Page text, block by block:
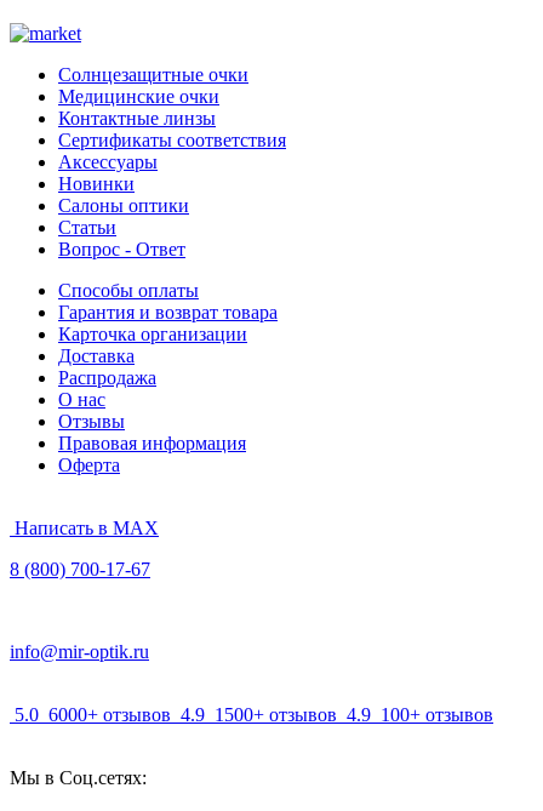
Солнцезащитные очки
Медицинские очки
Контактные линзы
Сертификаты соответствия
Аксессуары
Новинки
Салоны оптики
Статьи
Вопрос - Ответ
Способы оплаты
Гарантия и возврат товара
Карточка организации
Доставка
Распродажа
О нас
Отзывы
Правовая информация
Оферта
Написать в MAX
8 (800) 700-17-67
info@mir-optik.ru
5.0 6000+ отзывов 4.9 1500+ отзывов 4.9 100+ отзывов
Мы в Соц.сетях: